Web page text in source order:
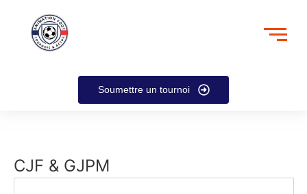
Soumettre un tournoi
CJF & GJPM